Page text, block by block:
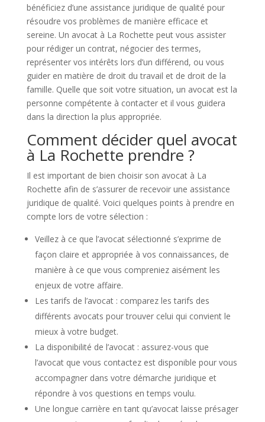
bénéficiez d’une assistance juridique de qualité pour
résoudre vos problèmes de manière efficace et
sereine. Un avocat à La Rochette peut vous assister
pour rédiger un contrat, négocier des termes,
représenter vos intérêts lors d’un différend, ou vous
guider en matière de droit du travail et de droit de la
famille. Quelle que soit votre situation, un avocat est la
personne compétente à contacter et il vous guidera
dans la direction la plus appropriée.
Comment décider quel avocat
à La Rochette prendre ?
Il est important de bien choisir son avocat à La
Rochette afin de s’assurer de recevoir une assistance
juridique de qualité. Voici quelques points à prendre en
compte lors de votre sélection :
Veillez à ce que l’avocat sélectionné s’exprime de
façon claire et appropriée à vos connaissances, de
manière à ce que vous compreniez aisément les
enjeux de votre affaire.
Les tarifs de l’avocat : comparez les tarifs des
différents avocats pour trouver celui qui convient le
mieux à votre budget.
La disponibilité de l’avocat : assurez-vous que
l’avocat que vous contactez est disponible pour vous
accompagner dans votre démarche juridique et
répondre à vos questions en temps voulu.
Une longue carrière en tant qu’avocat laisse présager